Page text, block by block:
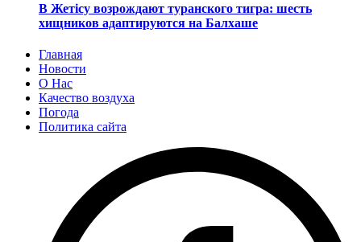
В Жетісу возрождают туранского тигра: шесть
хищников адаптируются на Балхаше
Главная
Новости
О Нас
Качество воздуха
Погода
Политика сайта